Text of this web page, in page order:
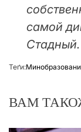
самой
Стадный.
Теґи:
ВАМ